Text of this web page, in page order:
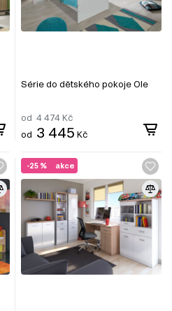
Série do dětského pokoje Ole
od 4 474 Kč
od 3 445 Kč
akce
-25 %